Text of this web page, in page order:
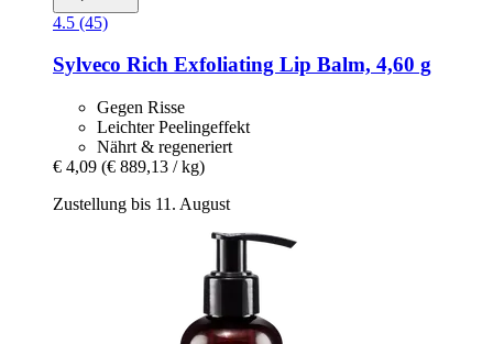
4.5 (45)
Sylveco Rich Exfoliating Lip Balm, 4,60 g
Gegen Risse
Leichter Peelingeffekt
Nährt & regeneriert
€ 4,09 (€ 889,13 / kg)
Zustellung bis 11. August